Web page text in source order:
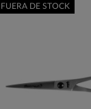
FUERA DE STOCK